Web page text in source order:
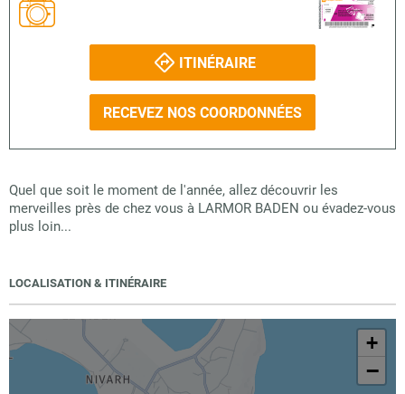
ITINÉRAIRE
RECEVEZ NOS COORDONNÉES
Quel que soit le moment de l'année, allez découvrir les
merveilles près de chez vous à LARMOR BADEN ou évadez-vous
plus loin...
LOCALISATION & ITINÉRAIRE
+
−